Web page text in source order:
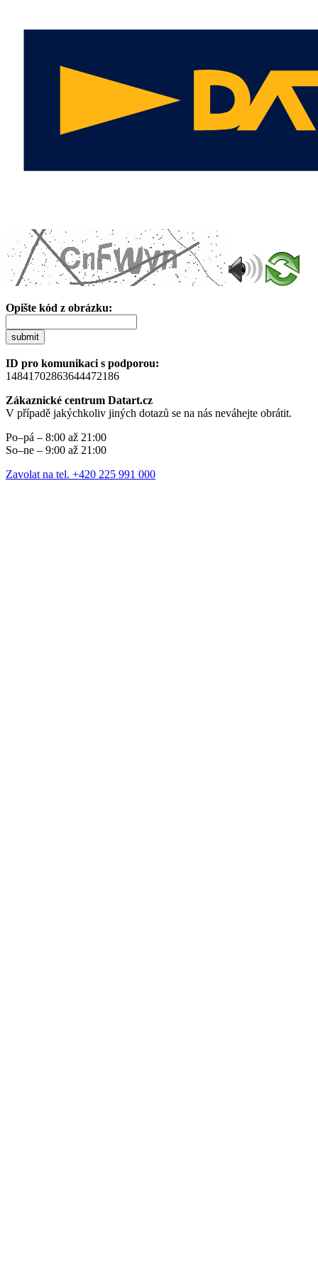
Opište kód z obrázku:
submit
ID pro komunikaci s podporou:
14841702863644472186
Zákaznické centrum Datart.cz
V případě jakýchkoliv jiných dotazů se na nás neváhejte obrátit.
Po–pá – 8:00 až 21:00
So–ne – 9:00 až 21:00
Zavolat na tel. +420 225 991 000